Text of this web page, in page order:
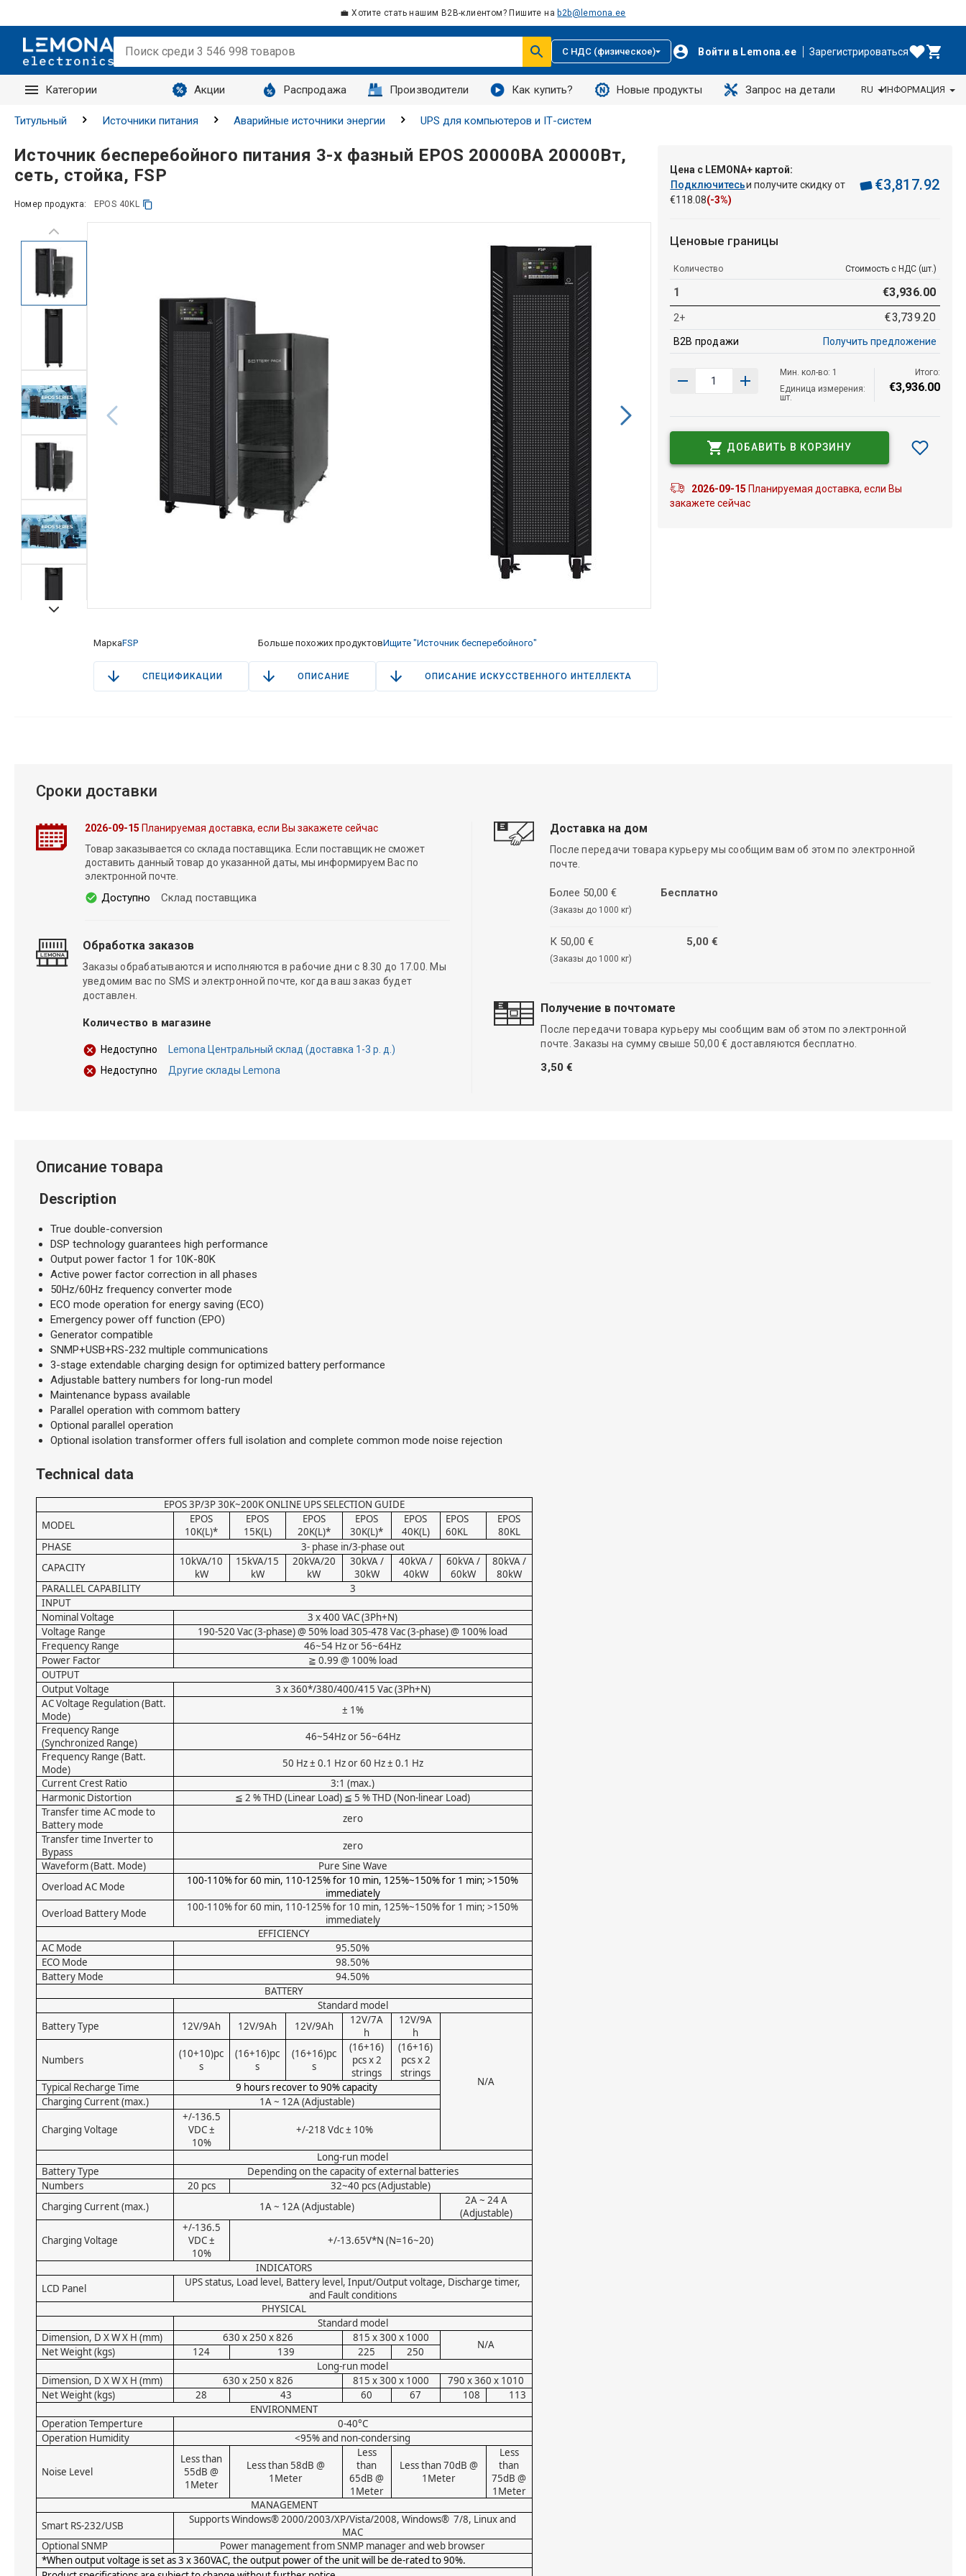
💼 Хотите стать нашим B2B-клиентом? Пишите на b2b@lemona.ee
С НДС (физическое) Войти в Lemona.ee Зарегистрироваться
Категории Акции Распродажа Производители Как купить? Новые продукты Запрос на детали
Запросы
RU ИНФОРМАЦИЯ
Титульный Источники питания Аварийные источники энергии UPS для компьютеров и IТ-систем
Источник бесперебойного питания 3-х фазный EPOS 20000ВА 20000Вт,
сеть, стойка, FSP
Номер продукта: EPOS 40KL
МаркаFSP Больше похожих продуктовИщите "Источник бесперебойного"
СПЕЦИФИКАЦИИ ОПИСАНИЕ ОПИСАНИЕ ИСКУССТВЕННОГО ИНТЕЛЛЕКТА
Цена с LEMONA+ картой:
Подключитесьи получите скидку от
€118 08(-3%)
€3,817.92
Ценовые границы
Количество Стоимость с НДС (шт.)
1 €3,936.00
2+ €3,739.20
B2B продажи Получить предложение
Мин. кол-во: 1
Единица измерения:
шт.
Итого:
€3,936.00
ДОБАВИТЬ В КОРЗИНУ
2026-09-15 Планируемая доставка, если Вы
закажете сейчас
Сроки доставки
2026-09-15 Планируемая доставка, если Вы закажете сейчас
Товар заказывается со склада поставщика. Если поставщик не сможет
доставить данный товар до указанной даты, мы информируем Вас по
электронной почте.
Доступно Склад поставщика
Обработка заказов
Заказы обрабатываются и исполняются в рабочие дни с 8.30 до 17.00. Мы
уведомим вас по SMS и электронной почте, когда ваш заказ будет
доставлен.
Количество в магазине
Недоступно
Lemona Центральный склад (доставка 1-3 р. д.)
Недоступно
Другие склады Lemona
Доставка на дом
После передачи товара курьеру мы сообщим вам об этом по электронной
почте.
Более 50,00 €
(Заказы до 1000 кг)
Бесплатно
К 50,00 €
(Заказы до 1000 кг)
5,00 €
Получение в почтомате
После передачи товара курьеру мы сообщим вам об этом по электронной
почте. Заказы на сумму свыше 50,00 € доставляются бесплатно.
3,50 €
Описание товара
Description
True double-conversion
DSP technology guarantees high performance
Output power factor 1 for 10K-80K
Active power factor correction in all phases
50Hz/60Hz frequency converter mode
ECO mode operation for energy saving (ECO)
Emergency power off function (EPO)
Generator compatible
SNMP+USB+RS-232 multiple communications
3-stage extendable charging design for optimized battery performance
Adjustable battery numbers for long-run model
Maintenance bypass available
Parallel operation with commom battery
Optional parallel operation
Optional isolation transformer offers full isolation and complete common mode noise rejection
Technical data
EPOS 3P/3P 30K~200K ONLINE UPS SELECTION GUIDE
MODEL
EPOS
10K(L)*
EPOS
15K(L)
EPOS
20K(L)*
EPOS
30K(L)*
EPOS
40K(L)
EPOS
60KL
EPOS
80KL
PHASE
3- phase in/3-phase out
CAPACITY
10kVA/10
kW
15kVA/15
kW
20kVA/20
kW
30kVA /
30kW
40kVA /
40kW
60kVA /
60kW
80kVA /
80kW
PARALLEL CAPABILITY
3
INPUT
Nominal Voltage
3 x 400 VAC (3Ph+N)
Voltage Range
190-520 Vac (3-phase) @ 50% load 305-478 Vac (3-phase) @ 100% load
Frequency Range
46~54 Hz or 56~64Hz
Power Factor
≧ 0.99 @ 100% load
OUTPUT
Output Voltage
3 x 360*/380/400/415 Vac (3Ph+N)
AC Voltage Regulation (Batt.
Mode)
± 1%
Frequency Range
(Synchronized Range)
46~54Hz or 56~64Hz
Frequency Range (Batt.
Mode)
50 Hz ± 0.1 Hz or 60 Hz ± 0.1 Hz
Current Crest Ratio
3:1 (max.)
Harmonic Distortion
≦ 2 % THD (Linear Load) ≦ 5 % THD (Non-linear Load)
Transfer time AC mode to
Battery mode
zero
Transfer time Inverter to
Bypass
zero
Waveform (Batt. Mode)
Pure Sine Wave
Overload AC Mode
100-110% for 60 min, 110-125% for 10 min, 125%~150% for 1 min; >150%
immediately
Overload Battery Mode
100-110% for 60 min, 110-125% for 10 min, 125%~150% for 1 min; >150%
immediately
EFFICIENCY
AC Mode
95.50%
ECO Mode
98.50%
Battery Mode
94.50%
BATTERY
Standard model
Battery Type
12V/9Ah 12V/9Ah 12V/9Ah
12V/7A
h
12V/9A
h
N/A
Numbers
(10+10)pc
s
(16+16)pc
s
(16+16)pc
s
(16+16)
pcs x 2
strings
(16+16)
pcs x 2
strings
Typical Recharge Time
9 hours recover to 90% capacity
Charging Current (max.)
1A ~ 12A (Adjustable)
Charging Voltage
+/-136.5
VDC ±
10%
+/-218 Vdc ± 10%
Long-run model
Battery Type
Depending on the capacity of external batteries
Numbers
20 pcs
32~40 pcs (Adjustable)
Charging Current (max.)
1A ~ 12A (Adjustable)
2A ~ 24 A
(Adjustable)
Charging Voltage
+/-136.5
VDC ±
10%
+/-13.65V*N (N=16~20)
INDICATORS
LCD Panel
UPS status, Load level, Battery level, Input/Output voltage, Discharge timer,
and Fault conditions
PHYSICAL
Standard model
Dimension, D X W X H (mm)
630 x 250 x 826 815 x 300 x 1000
N/A
Net Weight (kgs) 124 139 225
250
Long-run model
Dimension, D X W X H (mm)
630 x 250 x 826 815 x 300 x 1000
790 x 360 x 1010
Net Weight (kgs)
28 43 60 67 108
113
ENVIRONMENT
Operation Temperture
0-40°C
Operation Humidity
<95% and non-condersing
Noise Level
Less than
55dB @
1Meter
Less than 58dB @
1Meter
Less
than
65dB @
1Meter
Less than 70dB @
1Meter
Less
than
75dB @
1Meter
MANAGEMENT
Smart RS-232/USB
Supports Windows® 2000/2003/XP/Vista/2008, Windows® 7/8, Linux and
MAC
Optional SNMP
Power management from SNMP manager and web browser
*When output voltage is set as 3 x 360VAC, the output power of the unit will be de-rated to 90%.